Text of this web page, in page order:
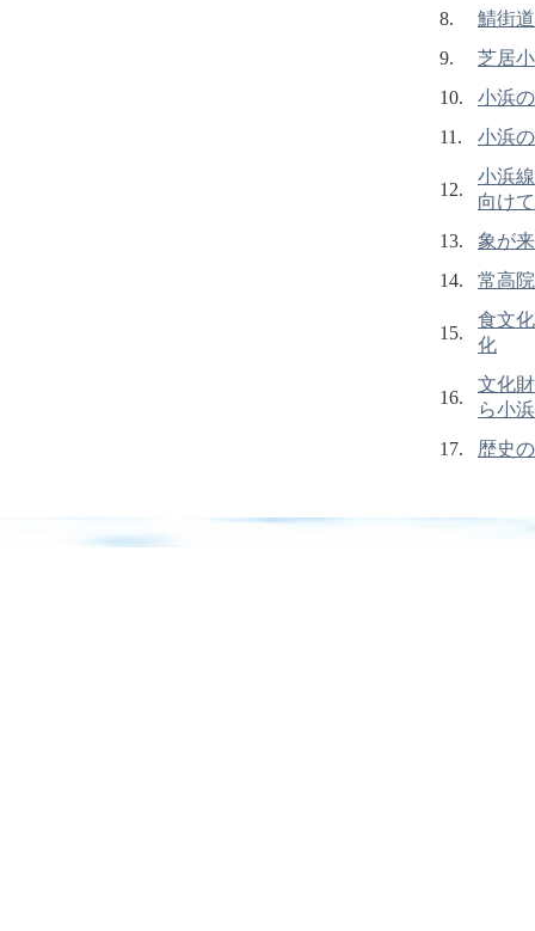
8.
鯖街
9.
芝居
10.
小浜
11.
小浜
12.
小浜
向けて
13.
象が
14.
常高院
15.
食文
化
16.
文化
ら小
17.
歴史